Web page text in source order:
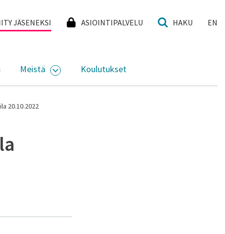
JÄSENEKSI ASIOINTIPALVELU HAKU EN
ALASIVUJEN VALIKKO
Meistä
AVAA ALASIVUJEN VALIKKO
Koulutukset
20.10.2022